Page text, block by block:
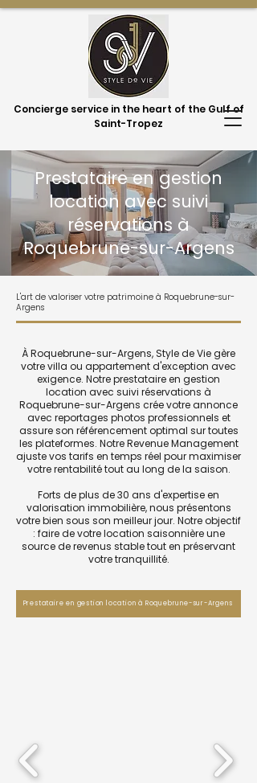
Concierge service in the heart of the Gulf of
Saint-Tropez
Prestataire en gestion
location avec suivi
réservations à
Roquebrune-sur-Argens
L'art de valoriser votre patrimoine à Roquebrune-sur-
Argens
À Roquebrune-sur-Argens, Style de Vie gère
votre villa ou appartement d'exception avec
exigence. Notre prestataire en gestion
location avec suivi réservations à
Roquebrune-sur-Argens crée votre annonce
avec reportages photos professionnels et
assure son référencement optimal sur toutes
les plateformes. Notre Revenue Management
ajuste vos tarifs en temps réel pour maximiser
votre rentabilité tout au long de la saison.
Forts de plus de 30 ans d'expertise en
valorisation immobilière, nous présentons
votre bien sous son meilleur jour. Notre objectif
: faire de votre location saisonnière une
source de revenus stable tout en préservant
votre tranquillité.
Prestataire en gestion location à Roquebrune-sur-Argens